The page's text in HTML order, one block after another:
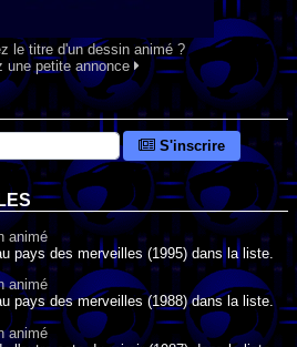
le titre d'un dessin animé ?
une petite annonce
S'inscrire
animé
pays des merveilles (1995) dans la liste.
animé
pays des merveilles (1988) dans la liste.
animé